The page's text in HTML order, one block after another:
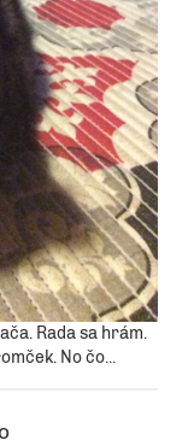
Rada sa hrám.
No čo...